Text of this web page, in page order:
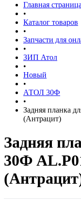
Главная страница
•
Каталог товаров
•
Запчасти для
•
ЗИП Атол
•
Новый
•
АТОЛ 30Ф
•
Задняя планка
(Антрацит)
Задняя
30Ф